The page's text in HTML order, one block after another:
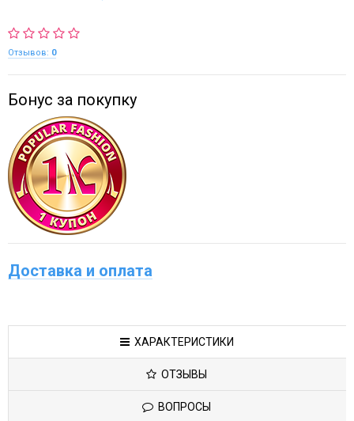
Отзывов: 0
Бонус за покупку
Доставка и оплата
ХАРАКТЕРИСТИКИ
ОТЗЫВЫ
ВОПРОСЫ